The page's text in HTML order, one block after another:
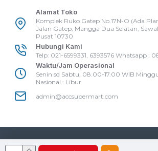
Alamat Toko
Komplek Ruko Gatep No.17N-O (Ada
Jalan Gatep, Mangga Dua Selatan,
Pusat 10730
Hubungi Kami
Telp: 021-6599331, 6393576 Whatsapp :
Waktu/Jam Operasional
Senin sd Sabtu, 08.00-17.00 WIB
Nasional : Libur
admin@accsupermart.com
Accsupermart